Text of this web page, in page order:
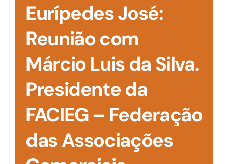
Eurípedes José:
Reunião com
Márcio Luis da Silva.
Presidente da
FACIEG – Federação
das Associações